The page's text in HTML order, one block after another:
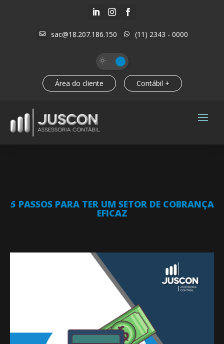
  
 sac@18.207.186.150  (11) 2343 - 0000
Área do cliente Contábil +
5 PASSOS PARA TER UM SETOR DE COBRANÇA
EFICAZ